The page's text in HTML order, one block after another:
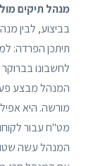
מנהל תיקים
בביצוע, לבין
תיתכן הפרדה:
המנהל מבצע
מורשה. היא
מט"ח עבור
המנהל עשה